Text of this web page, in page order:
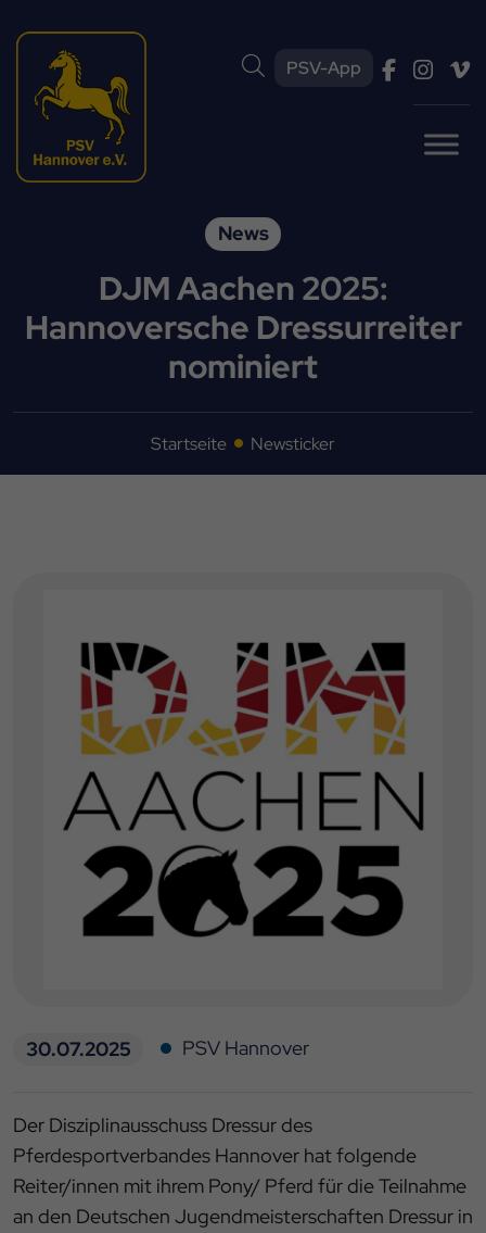
PSV-App
News
DJM Aachen 2025:
Hannoversche Dressurreiter
nominiert
Startseite Newsticker
30.07.2025 PSV Hannover
Der Disziplinausschuss Dressur des
Pferdesportverbandes Hannover hat folgende
Reiter/innen mit ihrem Pony/ Pferd für die Teilnahme
an den Deutschen Jugendmeisterschaften Dressur in